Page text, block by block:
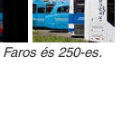
és 250-es.